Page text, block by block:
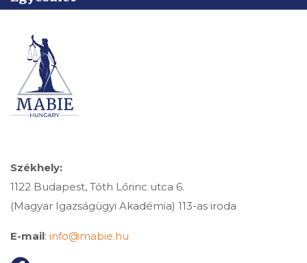
Székhely:
1122 Budapest, Tóth Lőrinc utca 6.
(Magyar Igazságügyi Akadémia) 113-as iroda
E-mail: info@mabie.hu